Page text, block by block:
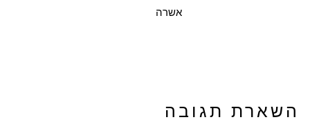
אשרה
השארת תגובה